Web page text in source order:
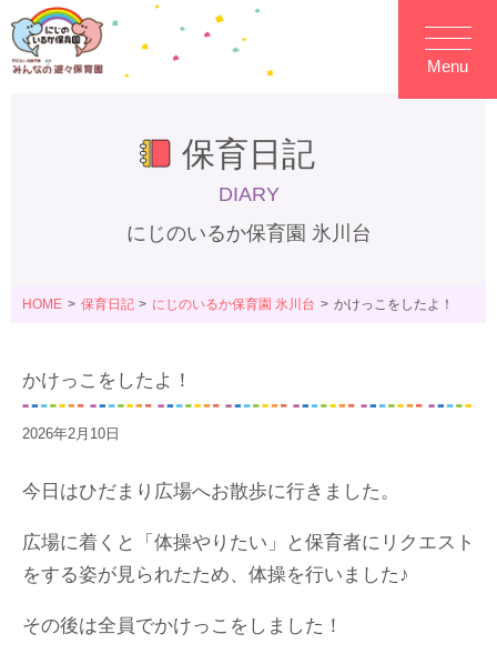
Menu
保育日記
DIARY
にじのいるか保育園 氷川台
HOME 保育日記 にじのいるか保育園 氷川台 かけっこをしたよ！
かけっこをしたよ！
2026年2月10日
今日はひだまり広場へお散歩に行きました。
広場に着くと「体操やりたい」と保育者にリクエスト
をする姿が見られたため、体操を行いました♪
その後は全員でかけっこをしました！